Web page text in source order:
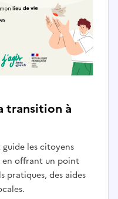
transition à
guide les citoyens
en offrant un point
pratiques, des aides